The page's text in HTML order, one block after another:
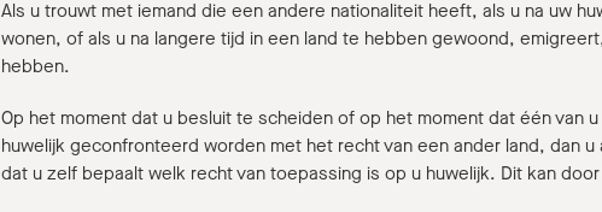
Als u trouwt met iemand die een andere nationaliteit heeft, als u na uw
wonen, of als u na langere tijd in een land te hebben gewoond,
hebben.
Op het moment dat u besluit te scheiden of op het moment dat één van
huwelijk geconfronteerd worden met het recht van een ander land, dan
dat u zelf bepaalt welk recht van toepassing is op u huwelijk. Dit kan